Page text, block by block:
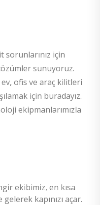
sorunlarınız için
sunuyoruz.
ofis ve araç kilitleri
için buradayız.
ekipmanlarımızla
ekibimiz, en kısa
kapınızı açar.